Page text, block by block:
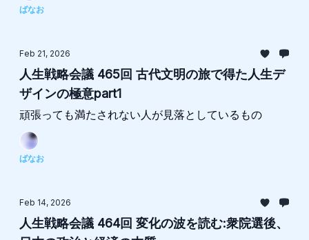
ばなお
Feb 21, 2026
人生戦略会議 465回 古代文明の旅で得た人生デ
ザインの極意part1
頑張っても満たされない人が見落としているもの
ばなお
Feb 14, 2026
人生戦略会議 464回 変化の波を読む:衆院選後、